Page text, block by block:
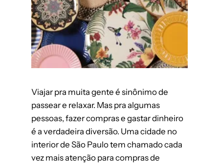
Viajar pra muita gente é sinônimo de
passear e relaxar. Mas pra algumas
pessoas, fazer compras e gastar dinheiro
é a verdadeira diversão. Uma cidade no
interior de São Paulo tem chamado cada
vez mais atenção para compras de